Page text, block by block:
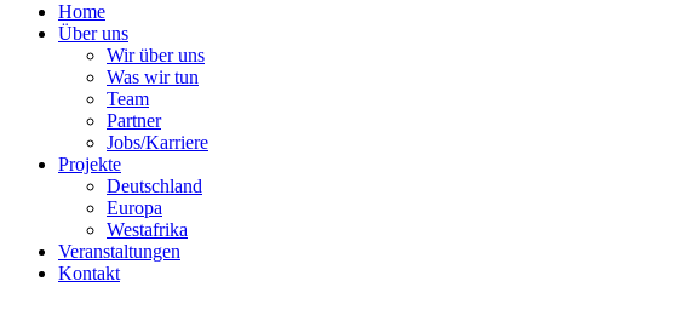
Home
Über uns
Wir über uns
Was wir tun
Team
Partner
Jobs/Karriere
Projekte
Deutschland
Europa
Westafrika
Veranstaltungen
Kontakt